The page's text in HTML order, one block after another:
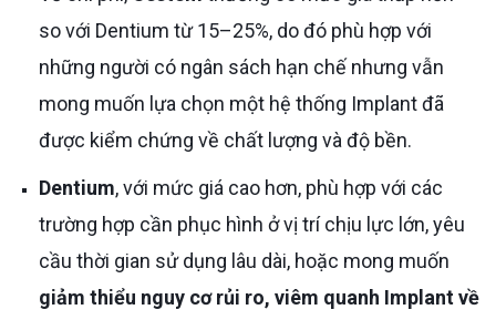
so với Dentium từ 15–25%, do đó phù hợp với
những người có ngân sách hạn chế nhưng vẫn
mong muốn lựa chọn một hệ thống Implant đã
được kiểm chứng về chất lượng và độ bền.
Dentium, với mức giá cao hơn, phù hợp với các
trường hợp cần phục hình ở vị trí chịu lực lớn, yêu
cầu thời gian sử dụng lâu dài, hoặc mong muốn
giảm thiểu nguy cơ rủi ro, viêm quanh Implant về